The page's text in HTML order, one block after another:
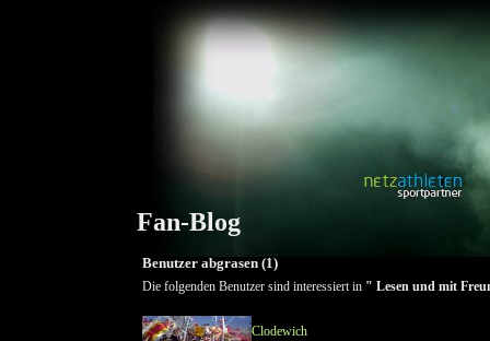
Fan-Blog
Benutzer abgrasen (1)
Die folgenden Benutzer sind interessiert in " Lesen und mit
Clodewich